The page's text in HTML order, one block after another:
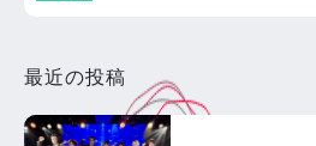
最近の投稿